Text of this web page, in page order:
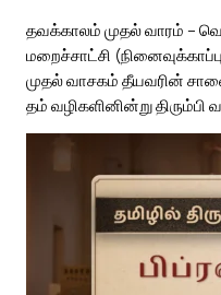
தவக்காலம் முதல் வாரம் –
மறைச்சாட்சி
முதல் வாசகம் தீயவரின்
தம் வழிகளினின்று